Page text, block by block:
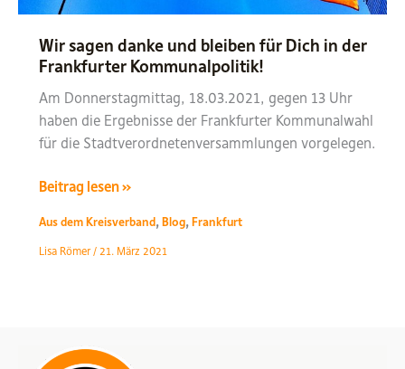
Wir sagen danke und bleiben für Dich in der
Frankfurter Kommunalpolitik!
Am Donnerstagmittag, 18.03.2021, gegen 13 Uhr
haben die Ergebnisse der Frankfurter Kommunalwahl
für die Stadtverordnetenversammlungen vorgelegen.
Wir
danke
und
Beitrag lesen »
Aus dem Kreisverband ,Blog,Frankfurt
Lisa Römer/21. März 2021